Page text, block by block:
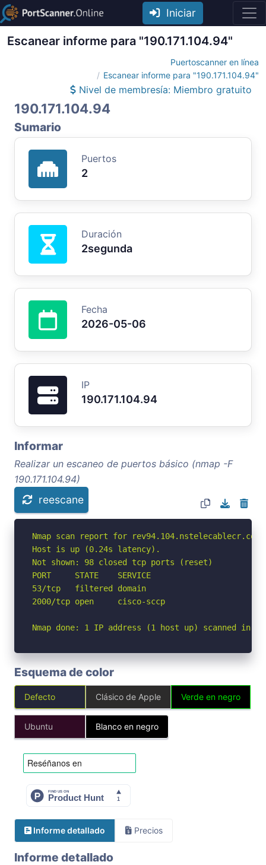
Iniciar
Escanear informe para "190.171.104.94"
Puertoscanner en línea
Escanear informe para "190.171.104.94"
Nivel de membresía: Miembro gratuito
190.171.104.94
Sumario
Puertos
2
Duración
2segunda
Fecha
2026-05-06
IP
190.171.104.94
Informar
Realizar un escaneo de puertos básico (nmap -F
190.171.104.94)
reescane
Nmap scan report for rev94.104.nstelecablecr.com
Host is up (0.24s latency).
Not shown: 98 closed tcp ports (reset)
PORT     STATE    SERVICE
53/tcp   filtered domain
2000/tcp open     cisco-sccp
Nmap done: 1 IP address (1 host up) scanned in
Esquema de color
Defecto Clásico de Apple Verde en negro
Ubuntu Blanco en negro
Informe detallado Precios
Informe detallado